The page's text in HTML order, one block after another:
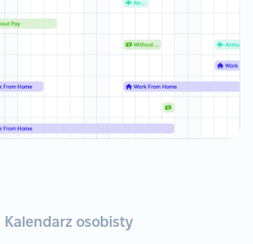
Kalendarz osobisty